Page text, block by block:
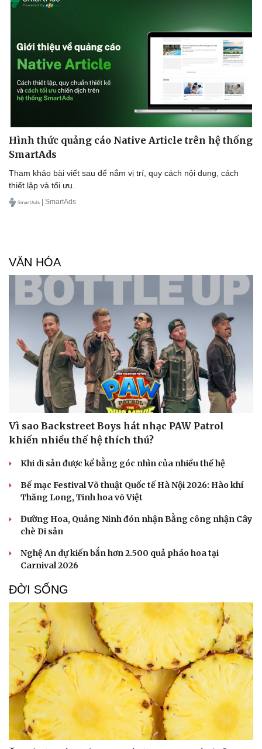
Thế giới thể thao
Hình thức quảng cáo Native Article trên hệ thống
SmartAds
Tham khảo bài viết sau để nắm vị trí, quy cách nội dung, cách
thiết lập và tối ưu.
| SmartAds
VĂN HÓA
Vì sao Backstreet Boys hát nhạc PAW Patrol
khiến nhiều thế hệ thích thú?
Khi di sản được kể bằng góc nhìn của nhiều thế hệ
Bế mạc Festival Võ thuật Quốc tế Hà Nội 2026: Hào khí
Thăng Long, Tinh hoa võ Việt
Đường Hoa, Quảng Ninh đón nhận Bằng công nhận Cây
chè Di sản
Nghệ An dự kiến bắn hơn 2.500 quả pháo hoa tại
Carnival 2026
ĐỜI SỐNG